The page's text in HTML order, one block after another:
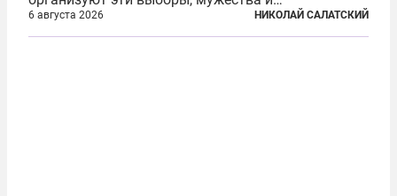
ответственного отношения к формированию
власти», — подчеркнул президент Владимир Путин
6 августа 2026 НИКОЛАЙ САЛАТСКИЙ